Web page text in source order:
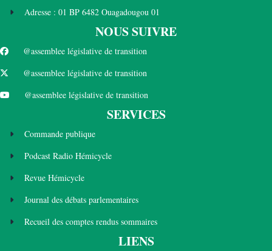
Adresse : 01 BP 6482 Ouagadougou 01
NOUS SUIVRE
@assemblee législative de transition
@assemblee législative de transition
@assemblee législative de transition
SERVICES
Commande publique
Podcast Radio Hémicycle
Revue Hémicycle
Journal des débats parlementaires
Recueil des comptes rendus sommaires
LIENS